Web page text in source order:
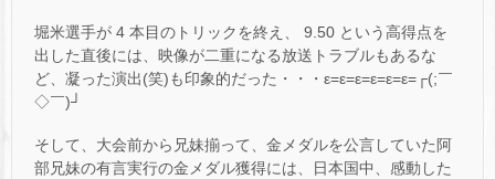
堀米選手が 4 本目のトリックを終え、 9.50 という高得点を
出した直後には、映像が二重になる放送トラブルもあるな
ど、凝った演出(笑)も印象的だった・・・ε=ε=ε=ε=ε=ε=┌(;￣
◇￣)┘
そして、大会前から兄妹揃って、金メダルを公言していた阿
部兄妹の有言実行の金メダル獲得には、日本国中、感動した